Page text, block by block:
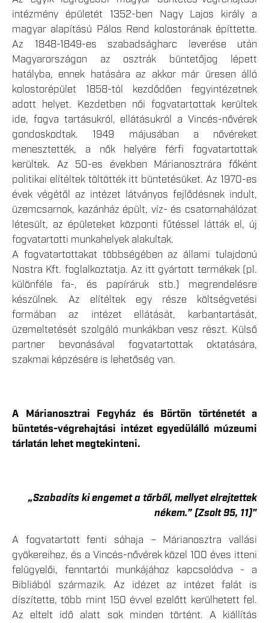
intézmény épületét 1352-ben Nagy Lajos király a
magyar alapítású Pálos Rend kolostorának építtette.
Az 1848-1849-es szabadságharc leverése után
Magyarországon az osztrák büntetőjog lépett
hatályba, ennek hatására az akkor már üresen álló
kolostorépület 1858-tól kezdődően fegyintézetnek
adott helyet. Kezdetben női fogvatartottak kerültek
ide, fogva tartásukról, ellátásukról a Vincés-nővérek
gondoskodtak. 1949 májusában a nővéreket
menesztették, a nők helyére férfi fogvatartottak
kerültek. Az 50-es években Márianosztrára főként
politikai elítéltek töltötték itt büntetésüket. Az 1970-es
évek végétől az intézet látványos fejlődésnek indult,
üzemcsarnok, kazánház épült, víz- és csatornahálózat
létesült, az épületeket központi fűtéssel látták el, új
fogvatartotti munkahelyek alakultak.
A fogvatartottakat többségében az állami tulajdonú
Nostra Kft. foglalkoztatja. Az itt gyártott termékek (pl.
különféle fa-, és papíráruk stb.) megrendelésre
készülnek. Az elítéltek egy része költségvetési
formában az intézet ellátását, karbantartását,
üzemeltetését szolgáló munkákban vesz részt. Külső
partner bevonásával fogvatartottak oktatására,
szakmai képzésére is lehetőség van.
A Márianosztrai Fegyház és Börtön történetét a
büntetés-végrehajtási intézet egyedülálló múzeumi
tárlatán lehet megtekinteni.
„Szabadíts ki engemet a tőrből, mellyet elrejtettek
nékem.” (Zsolt 95, 11)"
A fogvatartott fenti sóhaja – Márianosztra vallási
gyökereihez, és a Vincés-nővérek közel 100 éves itteni
felügyelői, fenntartói munkájához kapcsolódva - a
Bibliából származik. Az idézet az intézet falát is
díszítette, több mint 150 évvel ezelőtt kerülhetett fel.
Az eltelt idő alatt sok minden történt. A kiállítás